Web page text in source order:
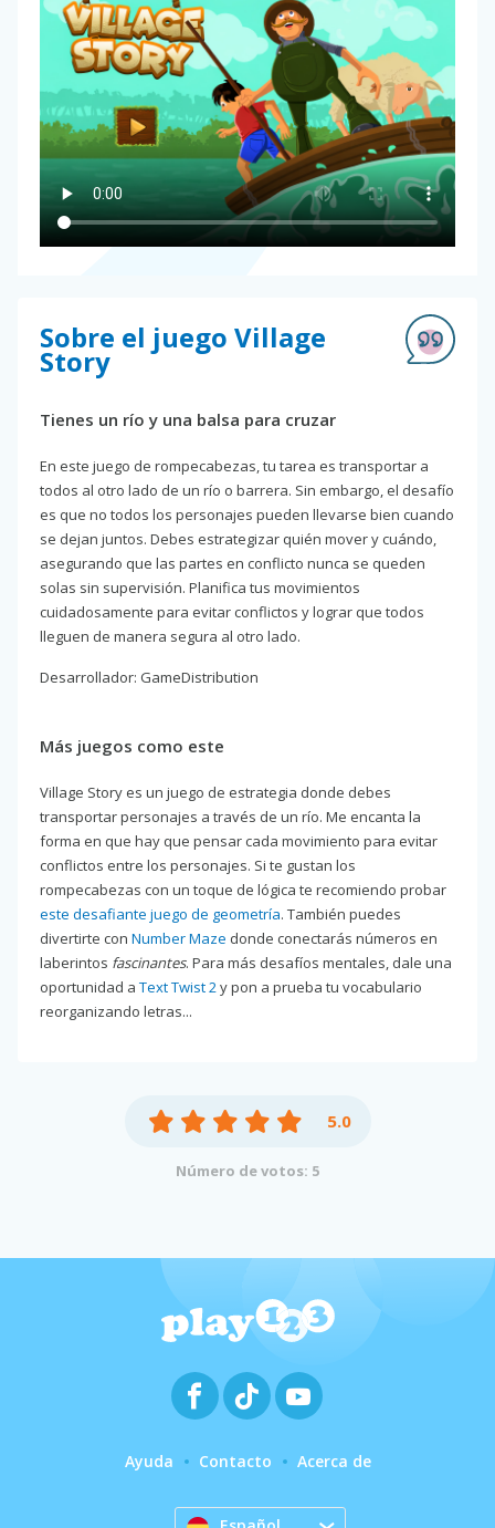
Sobre el juego Village
Story
Tienes un río y una balsa para cruzar
En este juego de rompecabezas, tu tarea es transportar a
todos al otro lado de un río o barrera. Sin embargo, el desafío
es que no todos los personajes pueden llevarse bien cuando
se dejan juntos. Debes estrategizar quién mover y cuándo,
asegurando que las partes en conflicto nunca se queden
solas sin supervisión. Planifica tus movimientos
cuidadosamente para evitar conflictos y lograr que todos
lleguen de manera segura al otro lado.
Desarrollador: GameDistribution
Más juegos como este
Village Story es un juego de estrategia donde debes
transportar personajes a través de un río. Me encanta la
forma en que hay que pensar cada movimiento para evitar
conflictos entre los personajes. Si te gustan los
rompecabezas con un toque de lógica te recomiendo probar
este desafiante juego de geometría. También puedes
divertirte con Number Maze donde conectarás números en
laberintos fascinantes. Para más desafíos mentales, dale una
oportunidad a Text Twist 2y pon a prueba tu vocabulario
reorganizando letras...
5.0
Número de votos: 5
Ayuda Contacto Acerca de